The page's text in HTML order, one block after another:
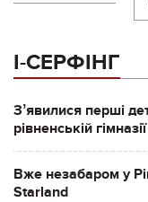
І-СЕРФІНГ
Зʼявилися перші
рівненській
Вже незабаром у
Starland